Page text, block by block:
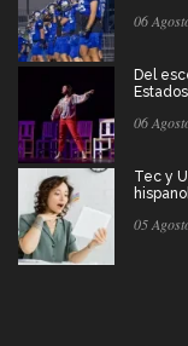
06
Del
06
Tec y
05